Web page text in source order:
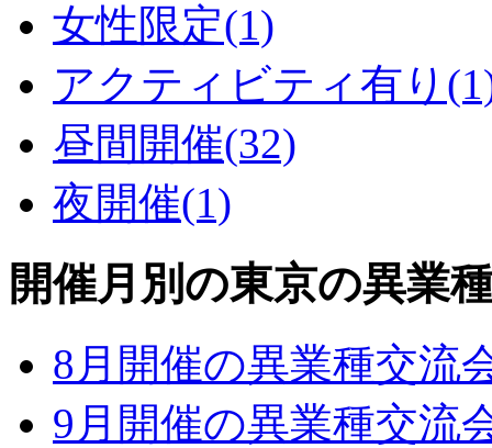
女性限定(1)
アクティビティ有り
昼間開催(32)
夜開催(1)
開催月別の東京の異業
8月開催の異業種交流
9月開催の異業種交流